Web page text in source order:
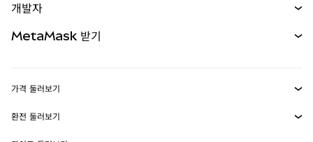
무기한 선물
실물자산
개발자
MetaMask Connect
MetaMask 받기
가격 둘러보기
이더리움 가격
환전 둘러보기